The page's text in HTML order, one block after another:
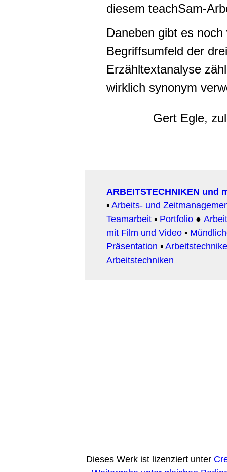
diesem teachSam-
Daneben gibt es
Begriffsumfeld der
Erzähltextanalyse
wirklich synonym
Gert Egle,
ARBEITSTECHNIKEN und
▪Arbeits- und
Teamarbeit ▪ Portfolio ●
mit Film und Video ▪
Präsentation ▪
Arbeitstechniken
Dieses Werk ist lizenziert unter